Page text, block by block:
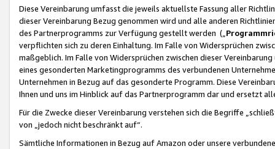
Diese Vereinbarung umfasst die jeweils aktuellste Fassung aller
dieser Vereinbarung Bezug genommen wird und alle anderen
des Partnerprogramms zur Verfügung gestellt werden („
verpflichten sich zu deren Einhaltung. Im Falle von Widersprüchen
maßgeblich. Im Falle von Widersprüchen zwischen dieser
eines gesonderten Marketingprogramms des verbundenen
Unternehmen in Bezug auf das gesonderte Programm. Diese
Ihnen und uns im Hinblick auf das Partnerprogramm dar und ersetzt
Für die Zwecke dieser Vereinbarung verstehen sich die Begriffe
von „jedoch nicht beschränkt auf“.
Sämtliche Informationen in Bezug auf Amazon oder unsere